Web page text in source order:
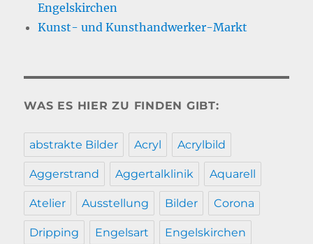
Engelskirchen
Kunst- und Kunsthandwerker-Markt
WAS ES HIER ZU FINDEN GIBT:
abstrakte Bilder Acryl Acrylbild
Aggerstrand Aggertalklinik Aquarell
Atelier Ausstellung Bilder Corona
Dripping Engelsart Engelskirchen